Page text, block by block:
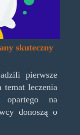
skuteczny
pierwsze
temat leczenia
na
donoszą o